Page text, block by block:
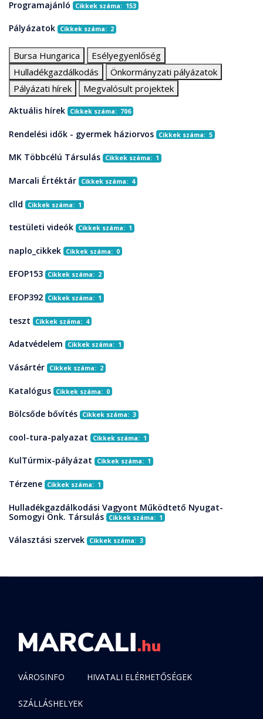
Programajánló Cikkek száma: 153
Pályázatok Cikkek száma: 2
Bursa Hungarica
Esélyegyenlőség
Hulladékgazdálkodás
Önkormányzati pályázatok
Pályázati hírek
Megvalósult projektek
Aktuális hírek Cikkek száma: 706
Rendelési idők - gyermek háziorvos Cikkek száma: 5
MK Többcélú Társulás Cikkek száma: 1
Marcali Értéktár Cikkek száma: 4
clld Cikkek száma: 1
testületi videók Cikkek száma: 1
naplo_cikkek Cikkek száma: 0
EFOP153 Cikkek száma: 2
EFOP392 Cikkek száma: 1
teszt Cikkek száma: 4
Adatvédelem Cikkek száma: 1
Vásártér Cikkek száma: 2
Katalógus Cikkek száma: 0
Bölcsőde bővítés Cikkek száma: 3
cool-tura-palyazat Cikkek száma: 1
KulTúrmix-pályázat Cikkek száma: 1
Térzene Cikkek száma: 1
Hulladékgazdálkodási Vagyont Működtető Nyugat-
Somogyi Önk. Társulás
Cikkek száma: 1
Választási szervek Cikkek száma: 3
VÁROSINFO HIVATALI ELÉRHETŐSÉGEK
SZÁLLÁSHELYEK